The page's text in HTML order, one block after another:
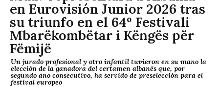
en Eurovisión Junior 2026 tras
su triunfo en el 64º Festivali
Mbarëkombëtar i Këngës për
Fëmijë
Un jurado profesional y otro infantil tuvieron en su mano la
elección de la ganadora del certamen albanés que, por
segundo año consecutivo, ha servido de preselección para el
festival europeo